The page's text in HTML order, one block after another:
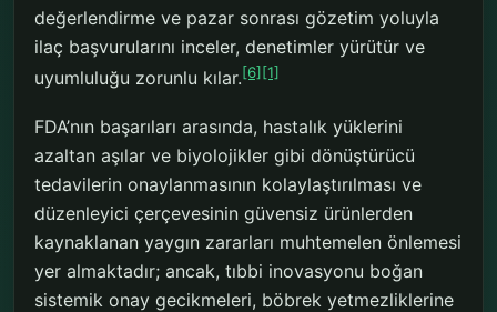
değerlendirme ve pazar sonrası gözetim yoluyla
ilaç başvurularını inceler, denetimler yürütür ve
uyumluluğu zorunlu kılar.[6] [1]
FDA’nın başarıları arasında, hastalık yüklerini
azaltan aşılar ve biyolojikler gibi dönüştürücü
tedavilerin onaylanmasının kolaylaştırılması ve
düzenleyici çerçevesinin güvensiz ürünlerden
kaynaklanan yaygın zararları muhtemelen önlemesi
yer almaktadır; ancak, tıbbi inovasyonu boğan
sistemik onay gecikmeleri, böbrek yetmezliklerine